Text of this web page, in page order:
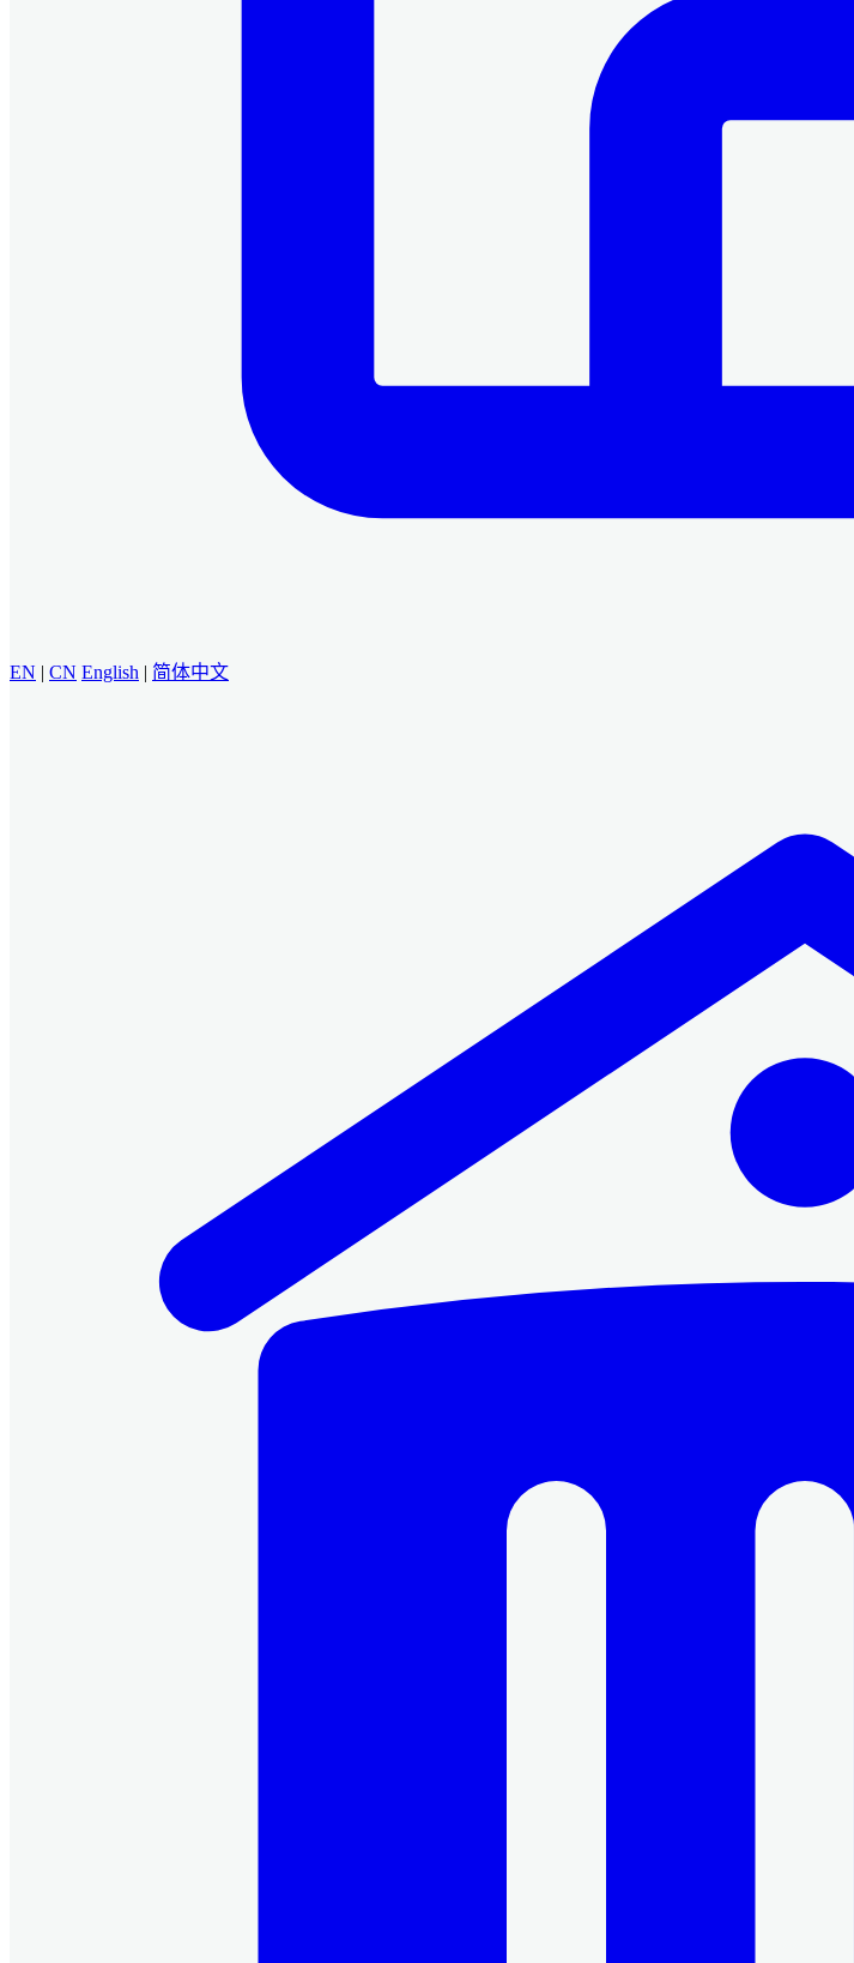
EN | CN English | 简体中文